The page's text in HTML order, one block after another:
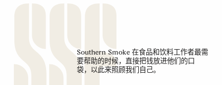
Southern Smoke 在食品和饮料工作者最需
要帮助的时候，直接把钱放进他们的口
袋，以此来照顾我们自己。